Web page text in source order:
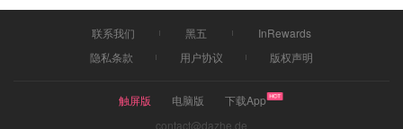
联系我们 黑五
InRewards
隐私条款
用户协议 版权声明
触屏版 电脑版
下载App
contact@dazhe.de